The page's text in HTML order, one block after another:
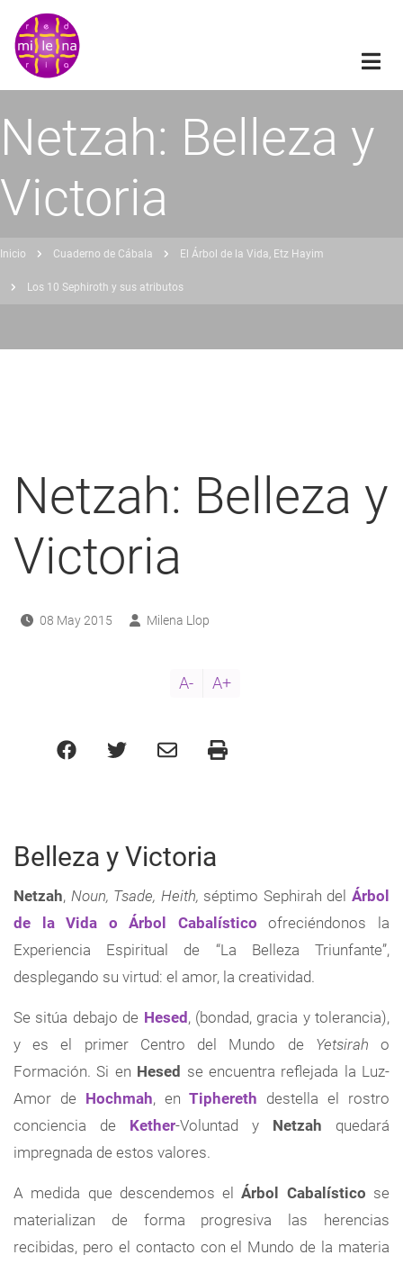
Pasar
contenido
principal
Netzah: Belleza y
Victoria
Inicio Cuaderno de Cábala El Árbol de la Vida, Etz Hayim
Los 10 Sephiroth y sus atributos
Netzah: Belleza y
Victoria
08 May 2015 Milena Llop
A- A+
Belleza y Victoria
Netzah, Noun, Tsade, Heith, séptimo Sephirah delÁrbol
de la Vida o Árbol Cabalístico ofreciéndonos la
Experiencia Espiritual de “La Belleza Triunfante”,
desplegando su virtud: el amor, la creatividad.
Se sitúa debajo de Hesed , (bondad, gracia y tolerancia),
y es el primer Centro del Mundo de Yetsirah o
Formación. Si en Hesed se encuentra reflejada la Luz-
Amor de Hochmah, enTiphereth destella el rostro
conciencia de Kether-Voluntad y Netzah quedará
impregnada de estos valores.
A medida que descendemos elÁrbol Cabalístico se
materializan de forma progresiva las herencias
recibidas, pero el contacto con el Mundo de la materia